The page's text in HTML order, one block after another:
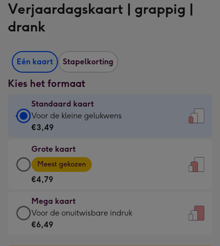
Verjaardagskaart | grappig |
drank
Eén kaart Stapelkorting
Kies het formaat
Standaard kaart
Standaard
kaart
€3,49
-
Voor
kleine
gelukwens
-
Voor de kleine gelukwens
€3,49
Grote kaart
Grote
kaart
-
€4,79
-
Meest
gekozen
Meest gekozen
€4,79
Mega kaart
Mega
kaart
Voor de onuitwisbare indruk
€6,49